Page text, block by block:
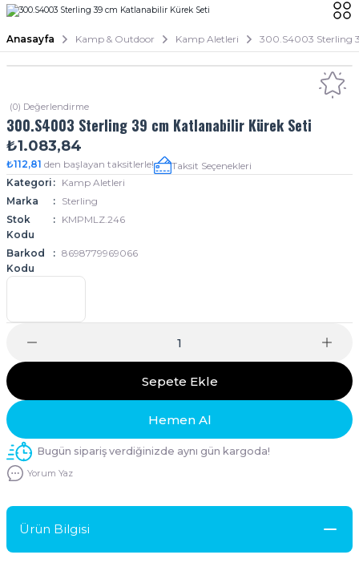
Anasayfa Kamp & Outdoor Kamp Aletleri 300.S4003 Sterling
(0) Değerlendirme
300.S4003 Sterling 39 cm Katlanabilir Kürek Seti
₺1.083,84
₺112,81 den başlayan taksitlerle!
Taksit Seçenekleri
Kategori
Kamp Aletleri
Marka
Sterling
Stok
Kodu
KMPMLZ.246
Barkod
Kodu
8698779969066
Sepete Ekle
Hemen Al
Bugün sipariş verdiğinizde aynı gün kargoda!
Yorum Yaz
Ürün Bilgisi